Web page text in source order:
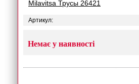
Milavitsa Трусы 26421
Артикул:
Немає у наявності